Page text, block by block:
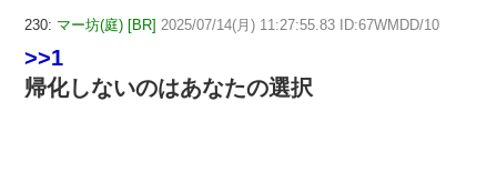
230: マー坊(庭) [BR] 2025/07/14(月) 11:27:55.83 ID:67WMDD/10
>>1
帰化しないのはあなたの選択